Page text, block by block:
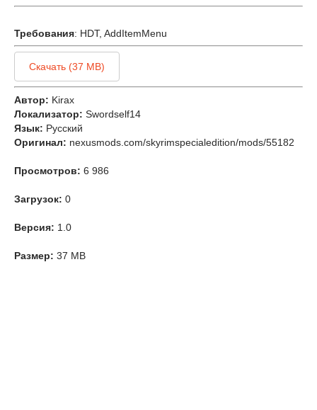
Требования: HDT, AddItemMenu
Скачать (37 MB)
Автор: Kirax
Локализатор: Swordself14
Язык: Русский
Оригинал: nexusmods.com/skyrimspecialedition/mods/55182
Просмотров: 6 986
Загрузок: 0
Версия: 1.0
Размер: 37 MB